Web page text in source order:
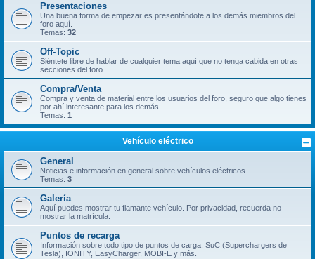
Presentaciones
Una buena forma de empezar es presentándote a los demás miembros del
foro aquí.
Temas: 32
Off-Topic
Siéntete libre de hablar de cualquier tema aquí que no tenga cabida en otras
secciones del foro.
Compra/Venta
Compra y venta de material entre los usuarios del foro, seguro que algo tienes
por ahí interesante para los demás.
Temas: 1
Vehículo eléctrico
General
Noticias e información en general sobre vehículos eléctricos.
Temas: 3
Galería
Aquí puedes mostrar tu flamante vehículo. Por privacidad, recuerda no
mostrar la matrícula.
Puntos de recarga
Información sobre todo tipo de puntos de carga. SuC (Superchargers de
Tesla), IONITY, EasyCharger, MOBI-E y más.